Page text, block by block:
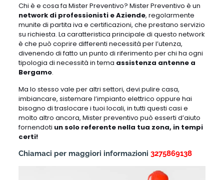
Chi è e cosa fa Mister Preventivo? Mister Preventivo è un
network di professionisti e Aziende, regolarmente
munite di partita iva e certificazioni, che prestano servizio
su richiesta. La caratteristica principale di questo network
è che può coprire differenti necessità per l’utenza,
divenendo di fatto un punto di riferimento per chi ha ogni
tipologia di necessità in tema assistenza antenne a
Bergamo.
Ma lo stesso vale per altri settori, devi pulire casa,
imbiancare, sistemare l’impianto elettrico oppure hai
bisogno di traslocare i tuoi locali, in tutti questi casi e
molto altro ancora, Mister preventivo può esserti d’aiuto
fornendoti un solo referente nella tua zona, in tempi
certi!
Chiamaci per maggiori informazioni 3275869138